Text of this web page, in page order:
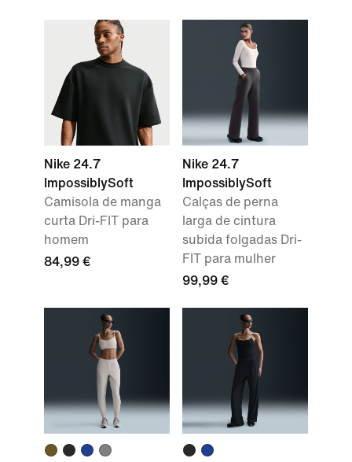
Nike 24.7
ImpossiblySoft
Camisola de manga
curta Dri-FIT para
homem
84,99 €
Nike 24.7
ImpossiblySoft
Calças de perna
larga de cintura
subida folgadas Dri-
FIT para mulher
99,99 €